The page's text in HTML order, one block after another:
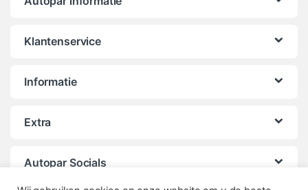
Klantenservice
Informatie
Extra
Autopar Socials